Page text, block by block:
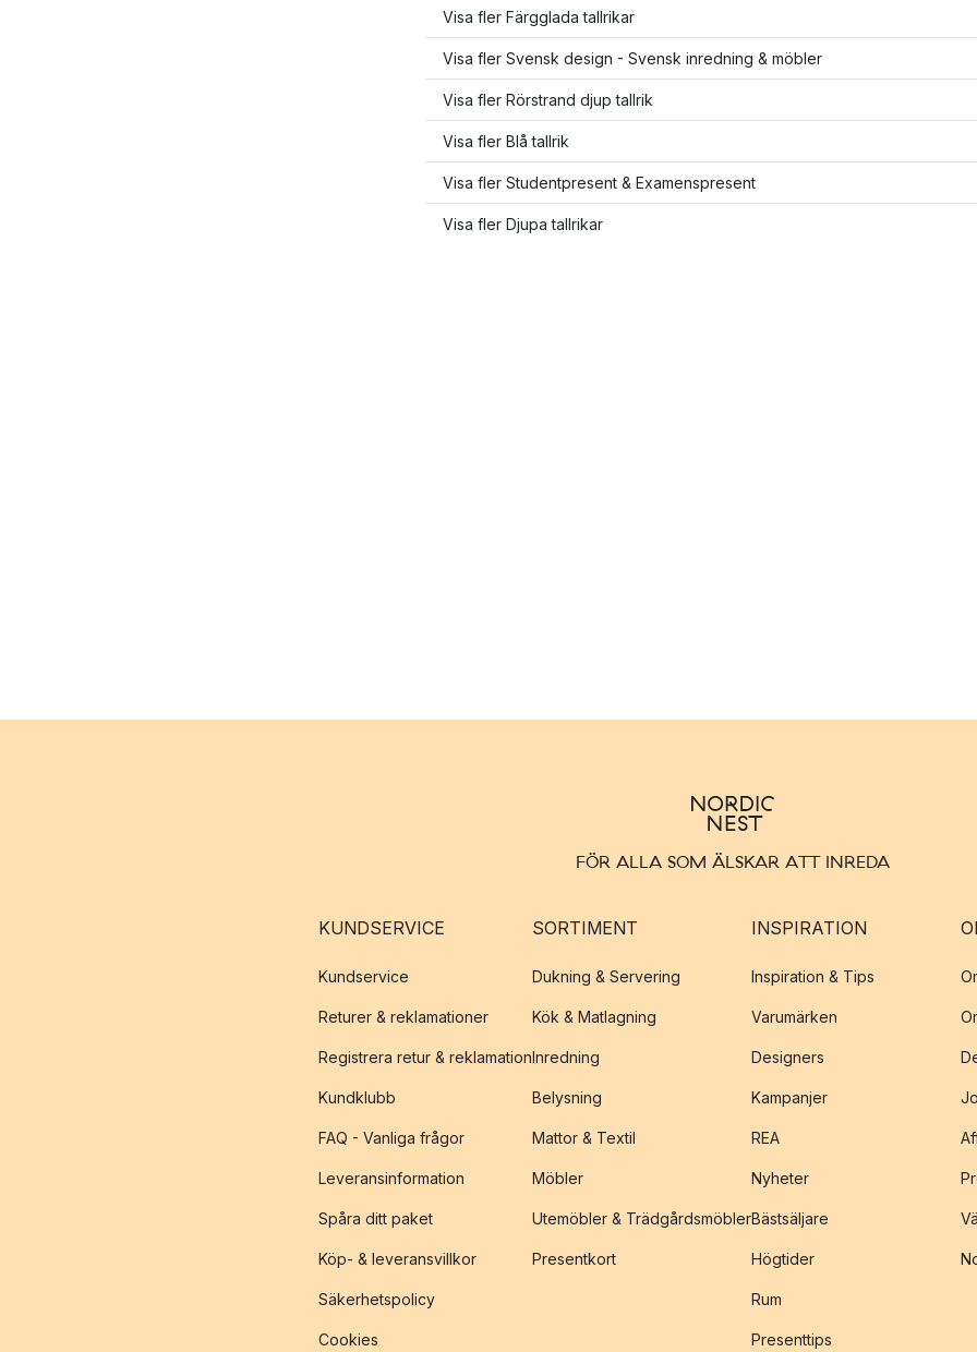
Visa fler Färgglada tallrikar
Visa fler Svensk design - Svensk inredning & möbler
Visa fler Rörstrand djup tallrik
Visa fler Blå tallrik
Visa fler Studentpresent & Examenspresent
Visa fler Djupa tallrikar
FÖR ALLA SOM ÄLSKAR ATT INREDA
KUNDSERVICE
Kundservice
Returer & reklamationer
Registrera retur & reklamation
Kundklubb
FAQ - Vanliga frågor
Leveransinformation
Spåra ditt paket
Köp- & leveransvillkor
Säkerhetspolicy
Cookies
SORTIMENT
Dukning & Servering
Kök & Matlagning
Inredning
Belysning
Mattor & Textil
Möbler
Utemöbler & Trädgårdsmöbler
Presentkort
INSPIRATION
Inspiration & Tips
Varumärken
Designers
Kampanjer
REA
Nyheter
Bästsäljare
Högtider
Rum
Presenttips